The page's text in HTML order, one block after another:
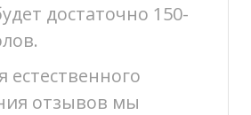
достаточно 150-
естественного
отзывов мы